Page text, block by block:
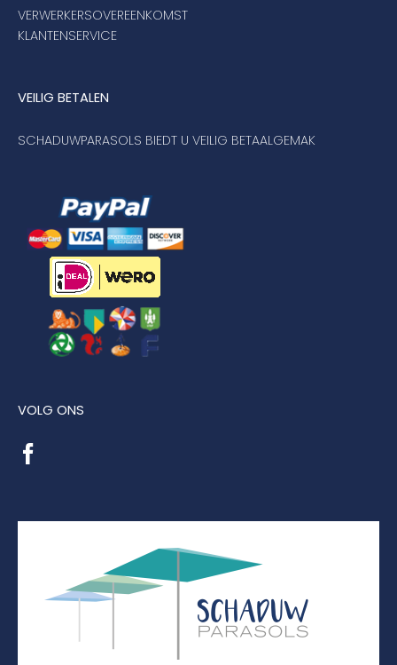
VERWERKERSOVEREENKOMST
KLANTENSERVICE
VEILIG BETALEN
SCHADUWPARASOLS BIEDT U VEILIG BETAALGEMAK
VOLG ONS